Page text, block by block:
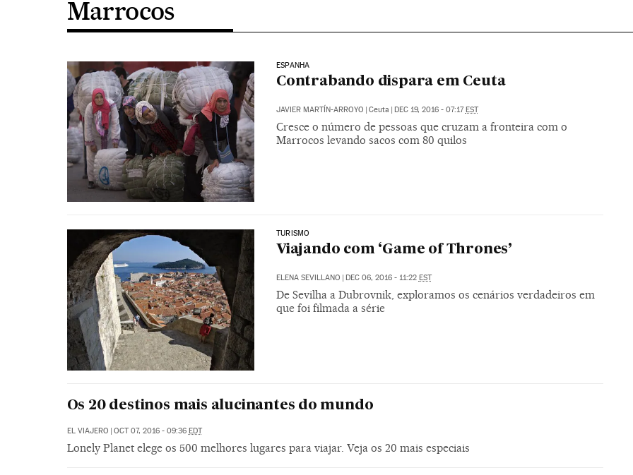
Marrocos
ESPANHA
Contrabando dispara em Ceuta
JAVIER MARTÍN-ARROYO | Ceuta | DEC 19, 2016 - 07:17EST
Cresce o número de pessoas que cruzam a fronteira com o
Marrocos levando sacos com 80 quilos
TURISMO
Viajando com ‘Game of Thrones’
ELENA SEVILLANO DEC 06, 2016 - 11:22 EST
De Sevilha a Dubrovnik, exploramos os cenários verdadeiros em
que foi filmada a série
Os 20 destinos mais alucinantes do mundo
EL VIAJERO | OCT 07, 2016 - 09:36 EDT
Lonely Planet elege os 500 melhores lugares para viajar. Veja os 20 mais especiais